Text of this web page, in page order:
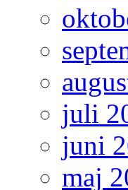
juli
juni
maj